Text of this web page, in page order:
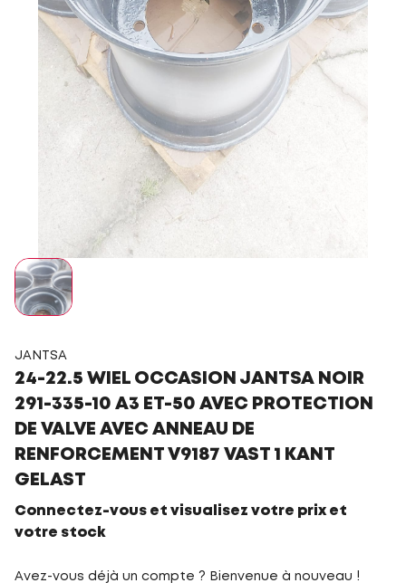
JANTSA
24-22.5 WIEL OCCASION JANTSA NOIR
291-335-10 A3 ET-50 AVEC PROTECTION
DE VALVE AVEC ANNEAU DE
RENFORCEMENT V9187 VAST 1 KANT
GELAST
Connectez-vous et visualisez votre prix et
votre stock
Avez-vous déjà un compte ? Bienvenue à nouveau !